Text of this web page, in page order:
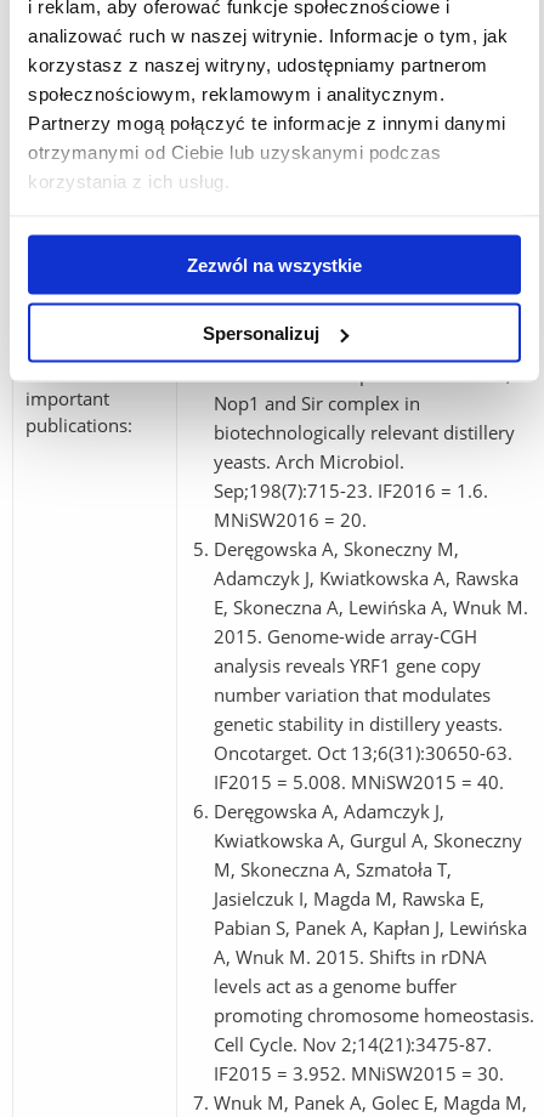
i reklam, aby oferować funkcje społecznościowe i
analizować ruch w naszej witrynie. Informacje o tym, jak
korzystasz z naszej witryny, udostępniamy partnerom
społecznościowym, reklamowym i analitycznym.
Partnerzy mogą połączyć te informacje z innymi danymi
otrzymanymi od Ciebie lub uzyskanymi podczas
korzystania z ich usług.
Zezwól na wszystkie
Spersonalizuj
important
publications:
Natkańska U, Kwiatkowska A, Rawska
E, Potocki L, Kuna E, Panek A,
Lewińska A, Wnuk M. 2016. Copy
number variations of genes involved
in stress responses reflect the redox
state and DNA damage in brewing
yeasts. Cell Stress Chaperones.
Sep;21(5):849-64. IF2016 = 2.411.
MNiSW2016 = 20.
Adamczyk J, Deręgowska A, Potocki L,
Kwiatkowska A, Lewińska A, Wnuk M.
Nop1 and Sir complex in
biotechnologically relevant distillery
yeasts. Arch Microbiol.
Sep;198(7):715-23. IF2016 = 1.6.
MNiSW2016 = 20.
Deręgowska A, Skoneczny M,
Adamczyk J, Kwiatkowska A, Rawska
E, Skoneczna A, Lewińska A, Wnuk M.
2015. Genome-wide array-CGH
analysis reveals YRF1 gene copy
number variation that modulates
genetic stability in distillery yeasts.
Oncotarget. Oct 13;6(31):30650-63.
IF2015 = 5.008. MNiSW2015 = 40.
Deręgowska A, Adamczyk J,
Kwiatkowska A, Gurgul A, Skoneczny
M, Skoneczna A, Szmatoła T,
Jasielczuk I, Magda M, Rawska E,
Pabian S, Panek A, Kapłan J, Lewińska
A, Wnuk M. 2015. Shifts in rDNA
levels act as a genome buffer
promoting chromosome homeostasis.
Cell Cycle. Nov 2;14(21):3475-87.
IF2015 = 3.952. MNiSW2015 = 30.
Wnuk M, Panek A, Golec E, Magda M,